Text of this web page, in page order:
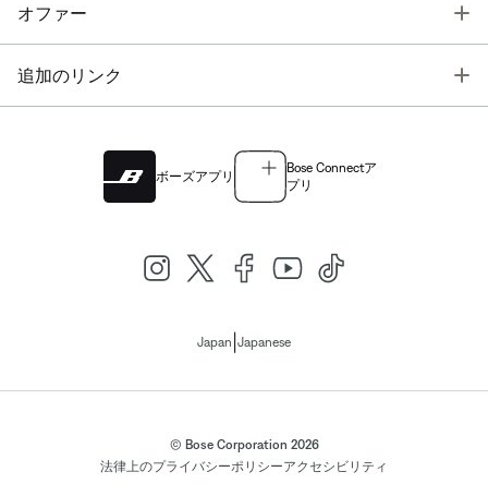
オファー
追加のリンク
ボーズアプリ
Bose Connectア
プリ
Japan Japanese
© Bose Corporation 2026
法律上のプライバシーポリシーアクセシビリティ